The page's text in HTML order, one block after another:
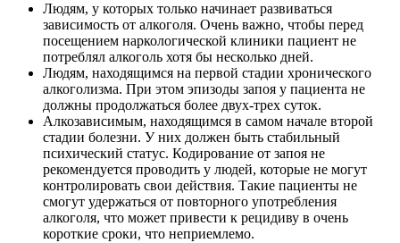
Людям, у которых только начинает развиваться
зависимость от алкоголя. Очень важно, чтобы перед
посещением наркологической клиники пациент не
потреблял алкоголь хотя бы несколько дней.
Людям, находящимся на первой стадии хронического
алкоголизма. При этом эпизоды запоя у пациента не
должны продолжаться более двух-трех суток.
Алкозависимым, находящимся в самом начале второй
стадии болезни. У них должен быть стабильный
психический статус. Кодирование от запоя не
рекомендуется проводить у людей, которые не могут
контролировать свои действия. Такие пациенты не
смогут удержаться от повторного употребления
алкоголя, что может привести к рецидиву в очень
короткие сроки, что неприемлемо.